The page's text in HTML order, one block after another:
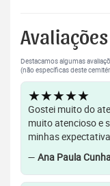
Destacamos algumas
(não específicas deste
★★★★★
Gostei muito do
muito atencioso e
minhas
— Ana Paula